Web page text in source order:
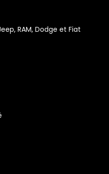
RAM, Dodge et Fiat